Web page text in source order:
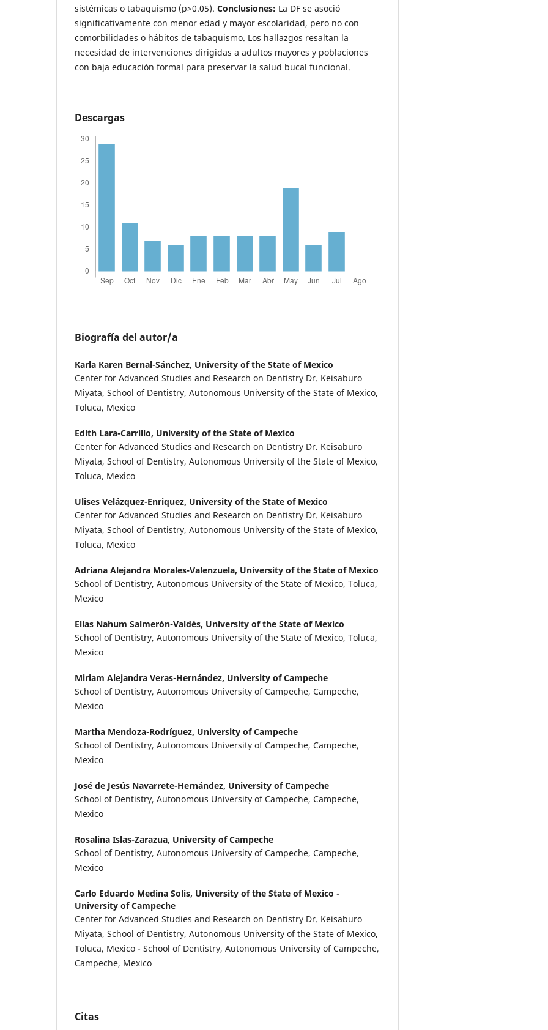
sistémicas o tabaquismo (p>0.05). Conclusiones: La DF se asoció
significativamente con menor edad y mayor escolaridad, pero no con
comorbilidades o hábitos de tabaquismo. Los hallazgos resaltan la
necesidad de intervenciones dirigidas a adultos mayores y poblaciones
con baja educación formal para preservar la salud bucal funcional.
Descargas
Biografía del autor/a
Karla Karen Bernal-Sánchez, University of the State of Mexico
Center for Advanced Studies and Research on Dentistry Dr. Keisaburo
Miyata, School of Dentistry, Autonomous University of the State of Mexico,
Toluca, Mexico
Edith Lara-Carrillo, University of the State of Mexico
Center for Advanced Studies and Research on Dentistry Dr. Keisaburo
Miyata, School of Dentistry, Autonomous University of the State of Mexico,
Toluca, Mexico
Ulises Velázquez-Enriquez, University of the State of Mexico
Center for Advanced Studies and Research on Dentistry Dr. Keisaburo
Miyata, School of Dentistry, Autonomous University of the State of Mexico,
Toluca, Mexico
Adriana Alejandra Morales-Valenzuela, University of the State of Mexico
School of Dentistry, Autonomous University of the State of Mexico, Toluca,
Mexico
Elias Nahum Salmerón-Valdés, University of the State of Mexico
School of Dentistry, Autonomous University of the State of Mexico, Toluca,
Mexico
Miriam Alejandra Veras-Hernández, University of Campeche
School of Dentistry, Autonomous University of Campeche, Campeche,
Mexico
Martha Mendoza-Rodríguez, University of Campeche
School of Dentistry, Autonomous University of Campeche, Campeche,
Mexico
José de Jesús Navarrete-Hernández, University of Campeche
School of Dentistry, Autonomous University of Campeche, Campeche,
Mexico
Rosalina Islas-Zarazua, University of Campeche
School of Dentistry, Autonomous University of Campeche, Campeche,
Mexico
Carlo Eduardo Medina Solis, University of the State of Mexico -
University of Campeche
Center for Advanced Studies and Research on Dentistry Dr. Keisaburo
Miyata, School of Dentistry, Autonomous University of the State of Mexico,
Toluca, Mexico - School of Dentistry, Autonomous University of Campeche,
Campeche, Mexico
Citas